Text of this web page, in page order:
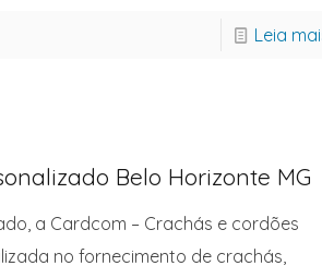
Leia
Belo Horizonte MG
a Cardcom – Crachás e cordões
no fornecimento de crachás,